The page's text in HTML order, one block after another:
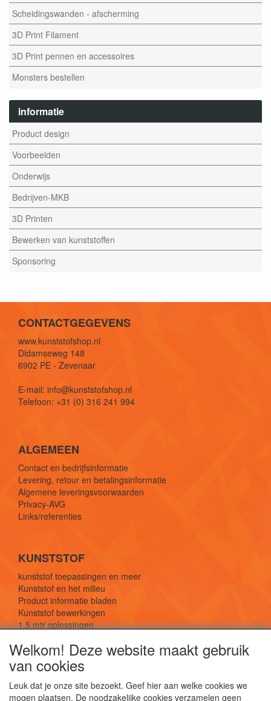
Scheidingswanden - afscherming
3D Print Filament
3D Print pennen en accessoires
Monsters bestellen
informatie
Product design
Voorbeelden
Onderwijs
Bedrijven-MKB
3D Printen
Bewerken van kunststoffen
Sponsoring
CONTACTGEGEVENS
www.kunststofshop.nl
Didamseweg 148
6902 PE - Zevenaar
E-mail: info@kunststofshop.nl
Telefoon: +31 (0) 316 241 994
ALGEMEEN
Contact en bedrijfsinformatie
Levering, retour en betalingsinformatie
Algemene leveringsvoorwaarden
Privacy-AVG
Links/referenties
KUNSTSTOF
kunststof toepassingen en meer
Kunststof en het milieu
Product informatie bladen
Kunststof bewerkingen
1,5 mtr oplossingen
SOCIALE MEDIA
Welkom! Deze website maakt gebruik
van cookies
Leuk dat je onze site bezoekt. Geef hier aan welke cookies we
mogen plaatsen. De noodzakelijke cookies verzamelen geen